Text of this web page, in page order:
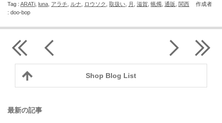
Tag : ARATi luna アラチ ルナ ロウソク 取扱い 月 滋賀 蝋燭 通販 関西
作成者
: doo-bop
Shop Blog List
最新の記事